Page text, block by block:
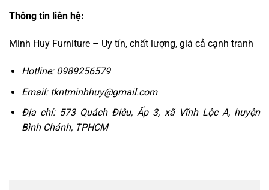
Thông tin liên hệ:
Minh Huy Furniture – Uy tín, chất lượng, giá cả cạnh tranh
Hotline: 0989256579
Email: tkntminhhuy@gmail.com
Địa chỉ: 573 Quách Điêu, Ấp 3, xã Vĩnh Lộc A, huyện
Bình Chánh, TPHCM